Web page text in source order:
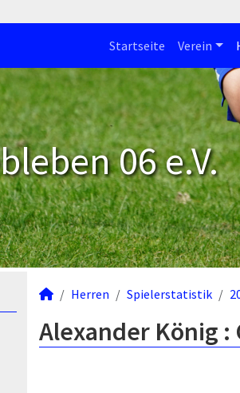
Startseite Verein
06 e.V.
Herren Spielerstatistik
Alexander König :